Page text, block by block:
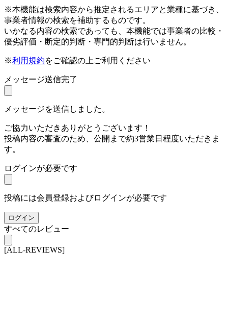
※本機能は検索内容から推定されるエリアと業種に基づき、
事業者情報の検索を補助するものです。
いかなる内容の検索であっても、本機能では事業者の比較・
優劣評価・断定的判断・専門的判断は行いません。
※利用規約をご確認の上ご利用ください
メッセージ送信完了
メッセージを送信しました。
ご協力いただきありがとうございます！
投稿内容の審査のため、公開まで約3営業日程度いただきま
す。
ログインが必要です
投稿には会員登録およびログインが必要です
ログイン
すべてのレビュー
[ALL-REVIEWS]